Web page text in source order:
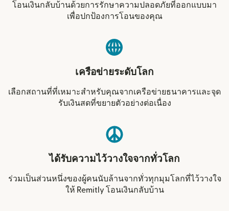
โอนเงินกลับบ้านด้วยการรักษาความปลอดภัยที่ออกแบบมา
เพื่อปกป้องการโอนของคุณ
เครือข่ายระดับโลก
เลือกสถานที่ที่เหมาะสำหรับคุณจากเครือข่ายธนาคารและจุด
รับเงินสดที่ขยายตัวอย่างต่อเนื่อง
ได้รับความไว้วางใจจากทั่วโลก
ร่วมเป็นส่วนหนึ่งของผู้คนนับล้านจากทั่วทุกมุมโลกที่ไว้วางใจ
ให้ Remitly โอนเงินกลับบ้าน